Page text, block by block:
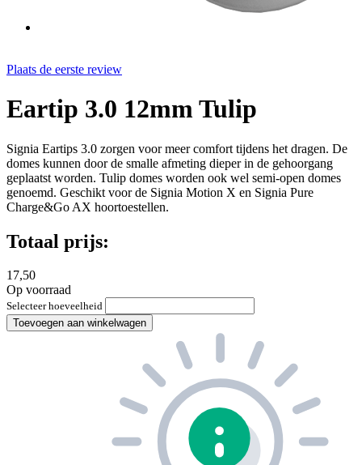
Plaats de eerste review
Eartip 3.0 12mm Tulip
Signia Eartips 3.0 zorgen voor meer comfort tijdens het dragen. De
domes kunnen door de smalle afmeting dieper in de gehoorgang
geplaatst worden. Tulip domes worden ook wel semi-open domes
genoemd. Geschikt voor de Signia Motion X en Signia Pure
Charge&Go AX hoortoestellen.
Totaal prijs:
17,50
Op voorraad
Selecteer hoeveelheid
Toevoegen aan winkelwagen